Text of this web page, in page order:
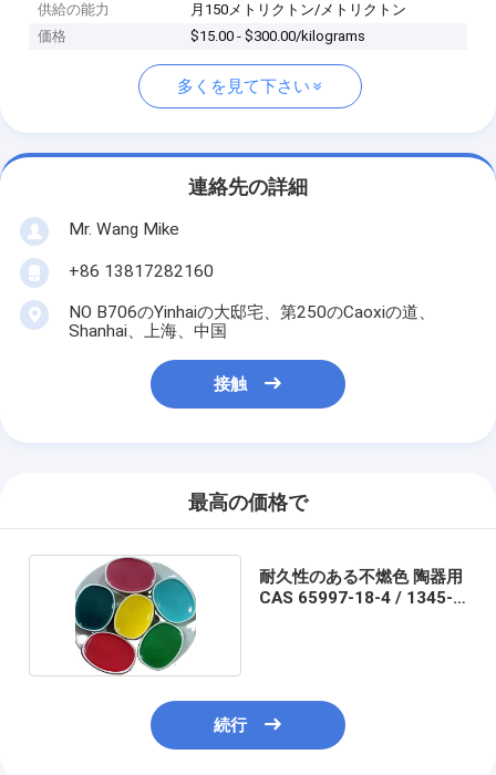
供給の能力
月150メトリクトン/メトリクトン
価格
$15.00 - $300.00/kilograms
多くを見て下さい
連絡先の詳細
Mr. Wang Mike
+86 13817282160
NO B706のYinhaiの大邸宅、第250のCaoxiの道、
Shanhai、上海、中国
接触
最高の価格で
耐久性のある不燃色 陶器用
CAS 65997-18-4 / 1345-
続行